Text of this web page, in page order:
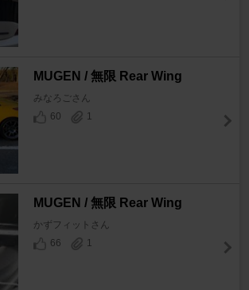
MUGEN / 無限 Rear Wing
みなろごさん
60
1
MUGEN / 無限 Rear Wing
かずフィットさん
66
1